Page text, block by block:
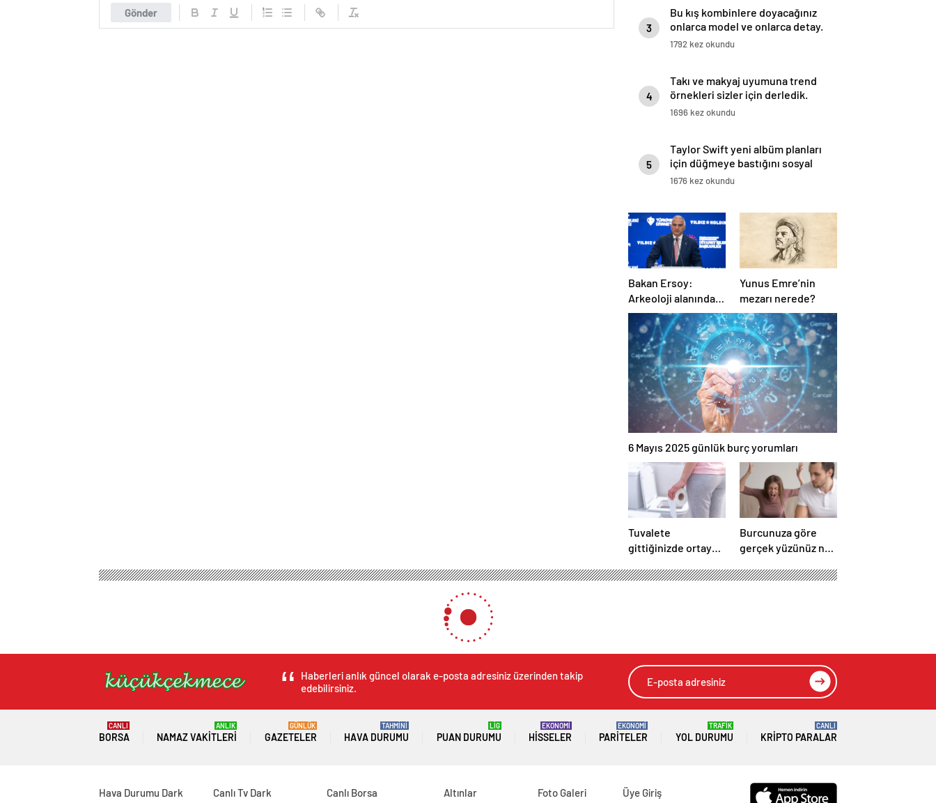
Gönder
3
Bu kış kombinlere doyacağınız
onlarca model ve onlarca detay.
1792 kez okundu
4
Takı ve makyaj uyumuna trend
örnekleri sizler için derledik.
1696 kez okundu
5
Taylor Swift yeni albüm planları
için düğmeye bastığını sosyal
medyadan duyurdu!
1676 kez okundu
Bakan Ersoy:
Arkeoloji alanında
yürütülen
çalışmalarla tarih
yazıyoruz
Yunus Emre’nin
mezarı nerede?
6 Mayıs 2025 günlük burç yorumları
Tuvalete
gittiğinizde ortaya
Burcunuza göre
gerçek yüzünüz ne
çıkıyor?
Haberleri anlık güncel olarak e-posta adresiniz üzerinden takip
edebilirsiniz.
BORSA
CANLI
NAMAZ VAKITLERI
ANLIK
GAZETELER
GÜNLÜK
HAVA DURUMU
TAHMİNİ
PUAN DURUMU
LİG
HISSELER
EKONOMİ
PARITELER
EKONOMİ
YOL DURUMU
TRAFİK
KRIPTO PARALAR
CANLI
Hava Durumu Dark Canlı Tv Dark Canlı Borsa Altınlar Foto Galeri Üye Giriş